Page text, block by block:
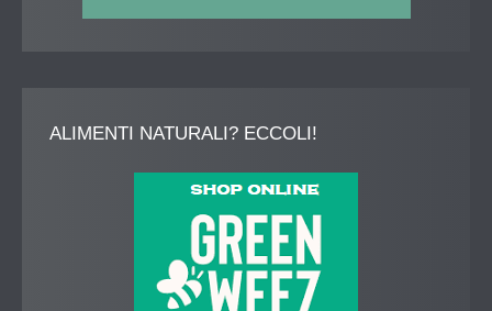
ALIMENTI NATURALI? ECCOLI!